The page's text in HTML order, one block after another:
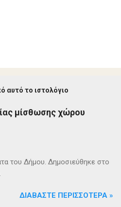
αυτό το ιστολόγιο
μίσθωσης χώρου
του Δήμου. Δημοσιεύθηκε στο
ΔΙΑΒΆΣΤΕ ΠΕΡΙΣΣΌΤΕΡΑ »